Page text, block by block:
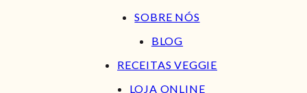
SOBRE NÓS
BLOG
RECEITAS VEGGIE
LOJA ONLINE